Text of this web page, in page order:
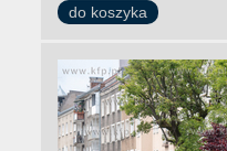
do koszyka